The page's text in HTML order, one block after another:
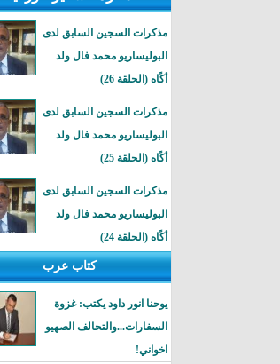
مذكرات السجين السابق لدى
البوليساريو محمد فال ولد
أكًاه (الحلقة 26)
مذكرات السجين السابق لدى
البوليساريو محمد فال ولد
أكًاه (الحلقة 25)
مذكرات السجين السابق لدى
البوليساريو محمد فال ولد
أكًاه (الحلقة 24)
كتاب عرب
يوحنا انور داود يكتب: غزوة
السفارات...والتحالف الصهيو
اخواني!